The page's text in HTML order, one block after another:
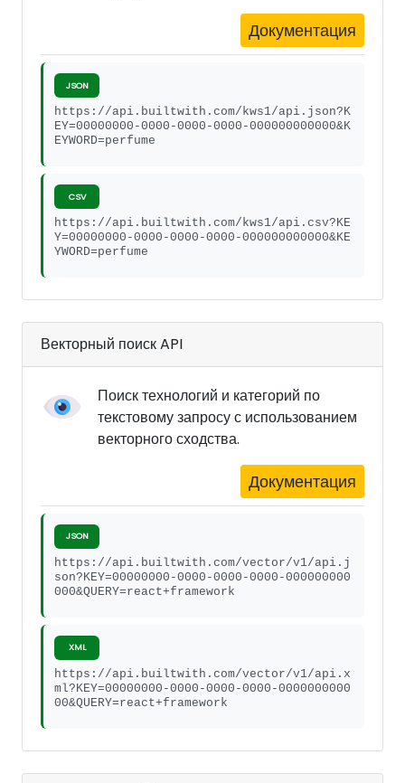
Документация
JSON
https://api.builtwith.com/kws1/api.json?K
EY=00000000-0000-0000-0000-000000000000&K
EYWORD=perfume
CSV
https://api.builtwith.com/kws1/api.csv?KE
Y=00000000-0000-0000-0000-000000000000&KE
YWORD=perfume
Векторный поиск API
Поиск технологий и категорий по
текстовому запросу с использованием
векторного сходства.
Документация
JSON
https://api.builtwith.com/vector/v1/api.j
son?KEY=00000000-0000-0000-0000-000000000
000&QUERY=react+framework
XML
https://api.builtwith.com/vector/v1/api.x
ml?KEY=00000000-0000-0000-0000-0000000000
00&QUERY=react+framework